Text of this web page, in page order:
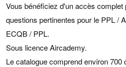
Vous bénéficiez d'un accès complet
questions pertinentes pour le PPL / A
ECQB / PPL.
Sous licence Aircademy.
Le catalogue comprend environ 700